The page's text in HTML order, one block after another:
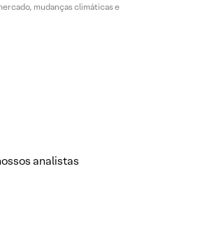
mudanças climáticas e
analistas